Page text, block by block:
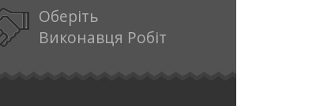
Оберіть
Виконавця Робіт